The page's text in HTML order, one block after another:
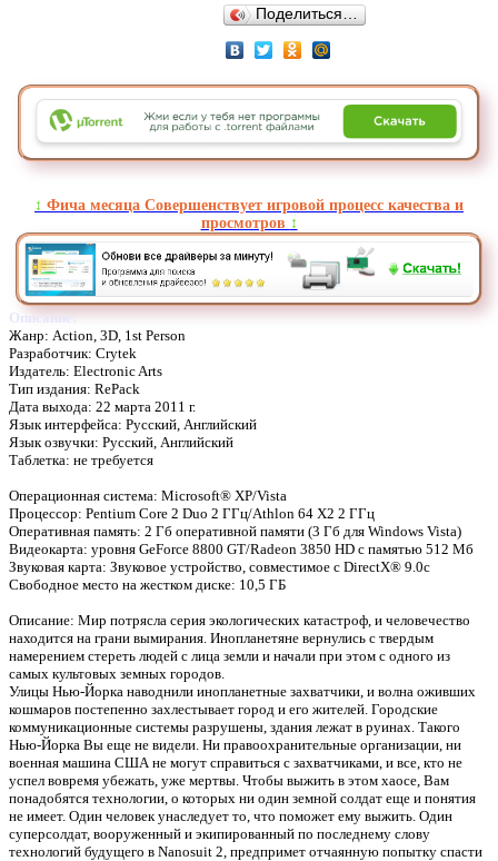
Поделиться…
↕️ Фича месяца Совершенствует игровой процесс качества и
просмотров ↕️
Описание:
Жанр: Action, 3D, 1st Person
Разработчик: Crytek
Издатель: Electronic Arts
Тип издания: RePack
Дата выхода: 22 марта 2011 г.
Язык интерфейса: Русский, Английский
Язык озвучки: Русский, Английский
Таблетка: не требуется
Операционная система: Microsoft® XP/Vista
Процессор: Pentium Core 2 Duo 2 ГГц/Athlon 64 X2 2 ГГц
Оперативная память: 2 Гб оперативной памяти (3 Гб для Windows Vista)
Видеокарта: уровня GeForce 8800 GT/Radeon 3850 HD с памятью 512 Мб
Звуковая карта: Звуковое устройство, совместимое с DirectX® 9.0с
Свободное место на жестком диске: 10,5 ГБ
Описание: Мир потрясла серия экологических катастроф, и человечество
находится на грани вымирания. Инопланетяне вернулись с твердым
намерением стереть людей с лица земли и начали при этом с одного из
самых культовых земных городов.
Улицы Нью-Йорка наводнили инопланетные захватчики, и волна оживших
кошмаров постепенно захлестывает город и его жителей. Городские
коммуникационные системы разрушены, здания лежат в руинах. Такого
Нью-Йорка Вы еще не видели. Ни правоохранительные организации, ни
военная машина США не могут справиться с захватчиками, и все, кто не
успел вовремя убежать, уже мертвы. Чтобы выжить в этом хаосе, Вам
понадобятся технологии, о которых ни один земной солдат еще и понятия
не имеет. Один человек унаследует то, что поможет ему выжить. Один
суперсолдат, вооруженный и экипированный по последнему слову
технологий будущего в Nanosuit 2, предпримет отчаянную попытку спасти